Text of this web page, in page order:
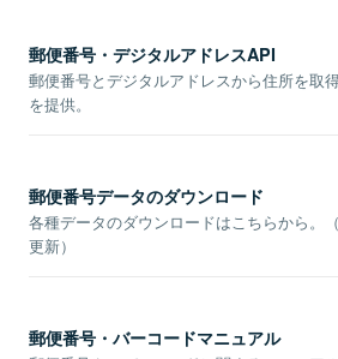
郵便番号・デジタルアドレスAPI
郵便番号とデジタルアドレスから住所を取
を提供。
郵便番号データのダウンロード
各種データのダウンロードはこちらから。
更新）
郵便番号・バーコードマニュアル